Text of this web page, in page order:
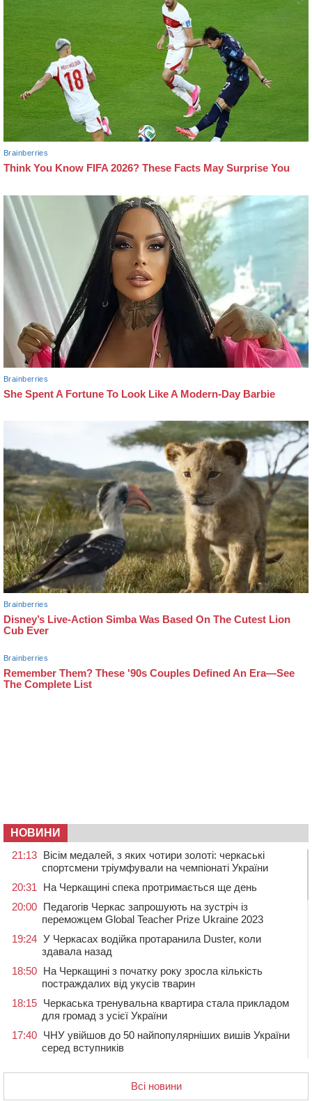
НОВИНИ
21:13 Вісім медалей, з яких чотири золоті: черкаські
спортсмени тріумфували на чемпіонаті України
20:31
На Черкащині спека протримається ще день
20:00 Педагогів Черкас запрошують на зустріч із
переможцем Global Teacher Prize Ukraine 2023
19:24 У Черкасах водійка протаранила Duster, коли
здавала назад
18:50 На Черкащині з початку року зросла кількість
постраждалих від укусів тварин
18:15 Черкаська тренувальна квартира стала прикладом
для громад з усієї України
17:40 ЧНУ увійшов до 50 найпопулярніших вишів України
серед вступників
контейнерний майданчик
Всі новини